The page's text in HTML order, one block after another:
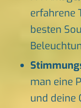
erfahrene
besten
man eine
und deine